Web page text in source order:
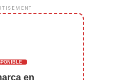
en